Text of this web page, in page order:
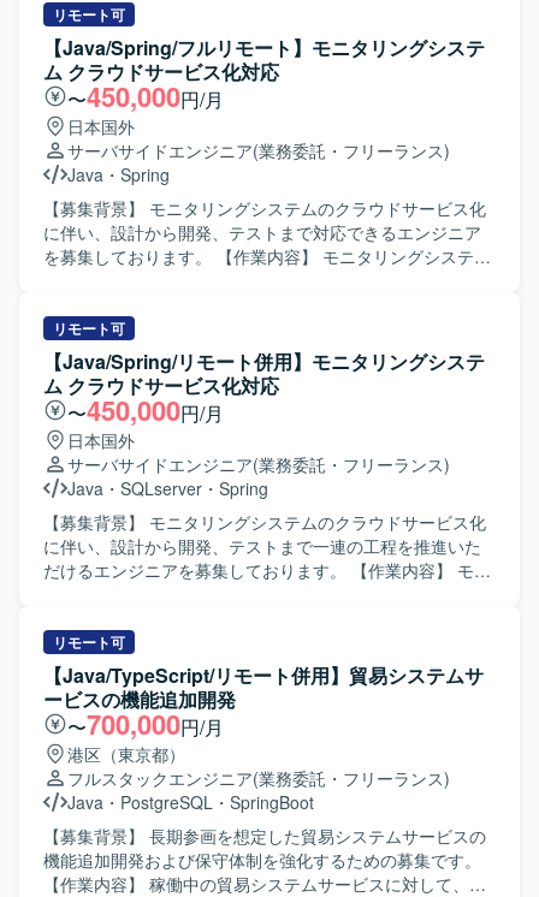
既存資産の移行やPoC後の改修に携わることで、基盤更改
プロジェクトの流れやトラブルシュートのノウハウも習得
していただけます。 【開発環境】 Java／Springを用いた書
店返品WEBシステムの既存環境上での開発および改修作業
を行っていただきます。帳票テンプレート改修やWARデプ
ロイ、テスト工程などを通じて、既存アプリケーションの
保守開発に近い環境で作業していただきます。
ー環境の統合と効率化に向けたシステム開発に携わってい
ただきます。 【求める人物像】 アジャイルな開発スタイル
に柔軟に対応し、関係者と協調しながら主体的に開発を推
進していただける方を求めています。 【ポジションの魅
力】 保険業向けの大規模なオープン系システム開発に携わ
ることで、バックエンドからフロントエンドまで幅広い技
術スタックを活用しながら、ITデリバリー環境の統合や効
率化に貢献する経験を積むことができます。 【開発環境】
Java、Spring Boot、Node.js、JavaScript／TypeScript、
React、Angular、Next.js、Linux環境
リモート可
【Java/Spring/フルリモート】モニタリングシステ
ム クラウドサービス化対応
〜450,000円/月
日本国外
サーバサイドエンジニア(業務委託・フリーランス)
Java ・ Spring
【募集背景】 モニタリングシステムのクラウドサービス化
に伴い、設計から開発、テストまで対応できるエンジニア
を募集しております。 【作業内容】 モニタリングシステム
施、プログラミング、単体テスト、結合・総合テスト、リ
リースおよび各種ドキュメント作成を行っていただきま
す。開発ではAI（Cloud Code）を活用して製造を実施いた
します。 【求める人物像】 主体的にコミュニケーションを
取りながら業務を推進できる方を求めております。 【ポジ
ションの魅力】 モニタリングシステムのクラウドサービス
化という上流工程からリリースまで一連の工程に携わるこ
とができ、設計からテストまで幅広い経験を積むことがで
きます。AI（Cloud Code）を活用した開発に関わること
で、新しい開発手法にも触れていただけます。 【開発環
境】 Java、Spring、SQL、AI（Cloud Code）などを用いた
リモート可
【Java/Spring/リモート併用】モニタリングシステ
ム クラウドサービス化対応
〜450,000円/月
日本国外
サーバサイドエンジニア(業務委託・フリーランス)
Java ・ SQLserver ・ Spring
【募集背景】 モニタリングシステムのクラウドサービス化
に伴い、設計から開発、テストまで一連の工程を推進いた
だけるエンジニアを募集しております。 【作業内容】 モニ
設計、テスト設計の実施、プログラミング、単体テスト、
結合テストおよび総合テスト、リリース対応および各種ド
キュメント作成などを行っていただきます。開発では
AI（Cloud Code）を活用して製造を実施していただきま
す。 【求める人物像】 基本設計以降の工程を主体的に推進
し、周囲と積極的にコミュニケーションを取りながら業務
を進めていただける方を求めております。 【ポジションの
魅力】 クラウドサービス化という上流からリリースまで一
連の工程に携わることができ、AI（Cloud Code）を活用し
た開発手法に取り組める環境です。長期的な参画を通じて
クラウドおよびWebサービス開発に関する知見を深めてい
リモート可
【Java/TypeScript/リモート併用】貿易システムサ
ービスの機能追加開発
〜700,000円/月
港区（東京都）
フルスタックエンジニア(業務委託・フリーランス)
Java ・ PostgreSQL ・ SpringBoot
【募集背景】 長期参画を想定した貿易システムサービスの
機能追加開発および保守体制を強化するための募集です。
【作業内容】 稼働中の貿易システムサービスに対して、機